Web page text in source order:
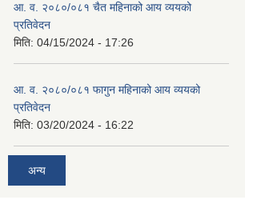
आ. व. २०८०/०८१ चैत महिनाको आय व्ययको
प्रतिवेदन
मिति: 04/15/2024 - 17:26
आ. व. २०८०/०८१ फागुन महिनाको आय व्ययको
प्रतिवेदन
मिति: 03/20/2024 - 16:22
अन्य